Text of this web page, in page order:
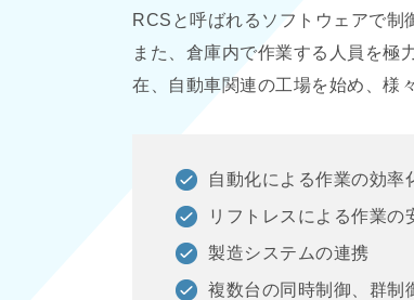
RCSと呼ばれるソフトウェアで制
また、倉庫内で作業する人員を極
在、自動車関連の工場を始め、様
自動化による作業の効率
リフトレスによる作業の
製造システムの連携
複数台の同時制御、群制